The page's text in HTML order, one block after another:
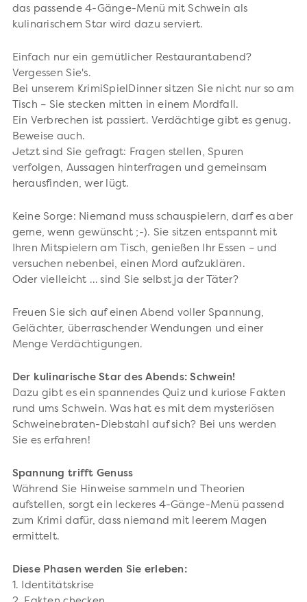
das passende 4-Gänge-Menü mit Schwein als
kulinarischem Star wird dazu serviert.
Einfach nur ein gemütlicher Restaurantabend?
Vergessen Sie's.
Bei unserem KrimiSpielDinner sitzen Sie nicht nur so am
Tisch – Sie stecken mitten in einem Mordfall.
Ein Verbrechen ist passiert. Verdächtige gibt es genug.
Beweise auch.
Jetzt sind Sie gefragt: Fragen stellen, Spuren
verfolgen, Aussagen hinterfragen und gemeinsam
herausfinden, wer lügt.
Keine Sorge: Niemand muss schauspielern, darf es aber
gerne, wenn gewünscht ;-). Sie sitzen entspannt mit
Ihren Mitspielern am Tisch, genießen Ihr Essen – und
versuchen nebenbei, einen Mord aufzuklären.
Oder vielleicht … sind Sie selbst ja der Täter?
Freuen Sie sich auf einen Abend voller Spannung,
Gelächter, überraschender Wendungen und einer
Menge Verdächtigungen.
Der kulinarische Star des Abends: Schwein!
Dazu gibt es ein spannendes Quiz und kuriose Fakten
rund ums Schwein. Was hat es mit dem mysteriösen
Schweinebraten-Diebstahl auf sich? Bei uns werden
Sie es erfahren!
Spannung trifft Genuss
Während Sie Hinweise sammeln und Theorien
aufstellen, sorgt ein leckeres 4-Gänge-Menü passend
zum Krimi dafür, dass niemand mit leerem Magen
ermittelt.
Diese Phasen werden Sie erleben:
1. Identitätskrise